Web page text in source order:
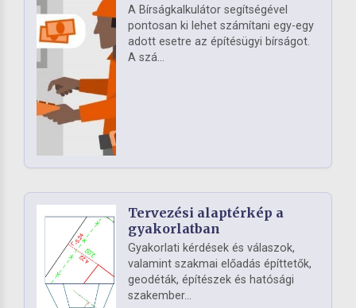
A Bírságkalkulátor segítségével
pontosan ki lehet számítani egy-egy
adott esetre az építésügyi bírságot.
A szá...
Tervezési alaptérkép a
gyakorlatban
Gyakorlati kérdések és válaszok,
valamint szakmai előadás építtetők,
geodéták, építészek és hatósági
szakember...